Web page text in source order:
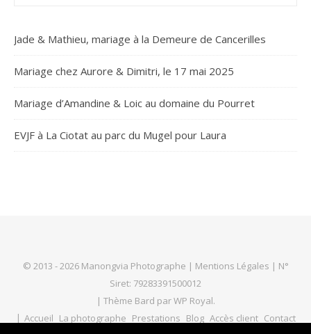
Jade & Mathieu, mariage à la Demeure de Cancerilles
Mariage chez Aurore & Dimitri, le 17 mai 2025
Mariage d’Amandine & Loic au domaine du Pourret
EVJF à La Ciotat au parc du Mugel pour Laura
© 2013 - 2026 Manongvia Photographe | Mentions Légales | N°
Siret: 79283391500012
| Thème Bard parWP Royal.
Accueil La photographe Prestations Blog Accès client Contact